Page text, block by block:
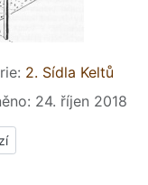
2. Sídla Keltů
24. říjen 2018
2.4.1.4 Obranná